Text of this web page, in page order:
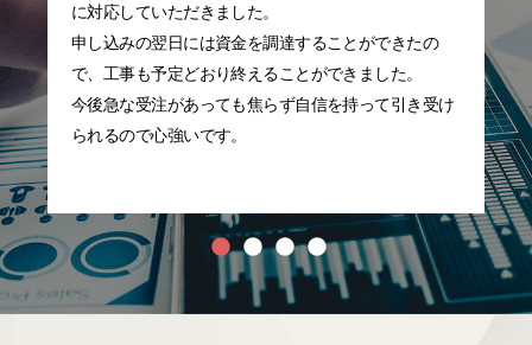
に対応していただきました。
申し込みの翌日には資金を調達することができたの
で、工事も予定どおり終えることができました。
今後急な受注があっても焦らず自信を持って引き受け
られるので心強いです。